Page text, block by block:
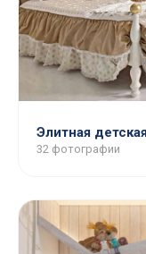
Элитная
32 фотографии